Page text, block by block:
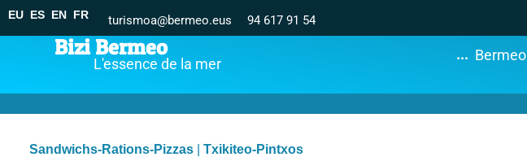
EU ES EN FR turismoa@bermeo.eus 94 617 91 54
Bizi Bermeo
L'essence de la mer
... Bermeo
Sandwichs-Rations-Pizzas Txikiteo-Pintxos